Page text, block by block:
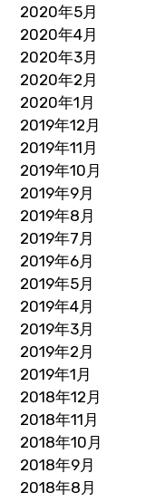
2020年5月
2020年4月
2020年3月
2020年2月
2020年1月
2019年12月
2019年11月
2019年10月
2019年9月
2019年8月
2019年7月
2019年6月
2019年5月
2019年4月
2019年3月
2019年2月
2019年1月
2018年12月
2018年11月
2018年10月
2018年9月
2018年8月